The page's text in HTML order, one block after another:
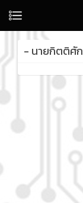
- นายกิตติศั